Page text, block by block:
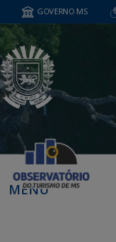
GOVERNO MS
MENU